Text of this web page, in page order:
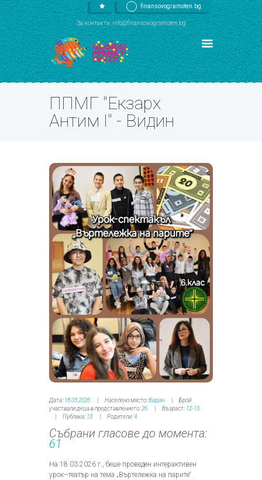
finansovogramoten.bg
За контакти: info@finansovogramoten.bg
ППМГ "Екзарх
Антим I" - Видин
Дата: 18.03.2026 Населено място:Видин
Брой
участвали деца в представлението:26 Възраст: 12-13
Публика: 13 Родители:4
Събрани гласове до момента:
61
На 18.03.2026 г., беше проведен интерактивен
урок–театър на тема „Въртележка на парите“.